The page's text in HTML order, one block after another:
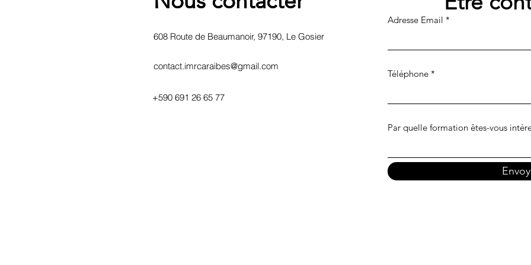
608 Route de Beaumanoir, 97190, Le Gosier
contact.imrcaraibes@gmail.com
+590 691 26 65 77
Adresse Email
Téléphone
Par quelle formation êtes-vous